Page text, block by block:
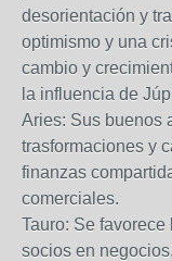
desorientación y
optimismo y una
cambio y
la influencia de
Aries: Sus buenos
trasformaciones y
finanzas
comerciales.
Tauro: Se
socios en